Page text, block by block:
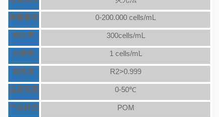
测量量程 0-200.000 cells/mL
检出率 300cells/mL
分辨率 1 cells/mL
线性度 R2>0.999
温度范围 0-50℃
产品材质 POM